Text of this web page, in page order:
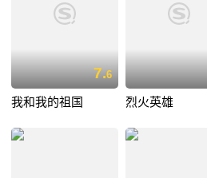
7.6
我和我的祖国 烈火英雄